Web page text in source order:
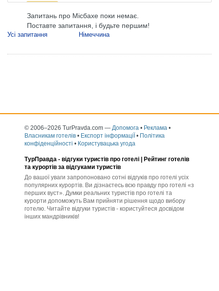
Запитань про Місбахе поки немає.
Поставте запитання, і будьте першим!
Усі запитання Німеччина
© 2006–2026 TurPravda.com — Допомога • Реклама •
Власникам готелів • Експорт інформаціЇ • Політика
конфіденційності • Користувацька угода
ТурПравда - відгуки туристів про готелі | Рейтинг готелів
та курортів за відгуками туристів
До вашої уваги запропоновано сотні відгуків про готелі усіх
популярних курортів. Ви дізнаєтесь всю правду про готелі «з
перших вуст». Думки реальних туристів про готелі та
курорти допоможуть Вам прийняти рішення щодо вибору
готелю. Читайте відгуки туристів - користуйтеся досвідом
інших мандрівників!